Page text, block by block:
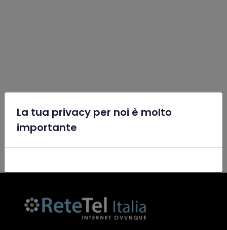
La tua privacy per noi è molto
importante